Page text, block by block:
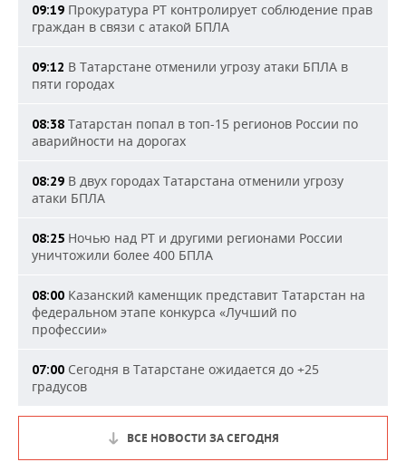
09:19 Прокуратура РТ контролирует соблюдение прав
граждан в связи с атакой БПЛА
09:12 В Татарстане отменили угрозу атаки БПЛА в
пяти городах
08:38 Татарстан попал в топ-15 регионов России по
аварийности на дорогах
08:29 В двух городах Татарстана отменили угрозу
атаки БПЛА
08:25 Ночью над РТ и другими регионами России
уничтожили более 400 БПЛА
08:00 Казанский каменщик представит Татарстан на
федеральном этапе конкурса «Лучший по
профессии»
07:00 Сегодня в Татарстане ожидается до +25
градусов
ВСЕ НОВОСТИ ЗА СЕГОДНЯ